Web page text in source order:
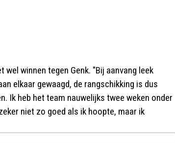
winnen tegen Genk. "Bij aanvang leek
elkaar gewaagd, de rangschikking is dus
Ik heb het team nauwelijks twee weken onder
niet zo goed als ik hoopte, maar ik